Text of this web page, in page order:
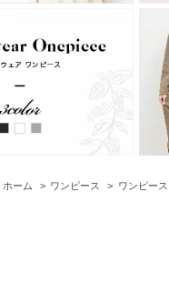
ホーム > ワンピース > ワンピース